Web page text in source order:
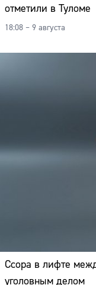
отметили в Туломе
18:08 – 9 августа
Ссора в лифте
уголовным делом